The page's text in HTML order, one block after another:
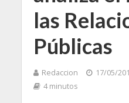
las
Públicas
Redaccion 17/05/
4 minutos